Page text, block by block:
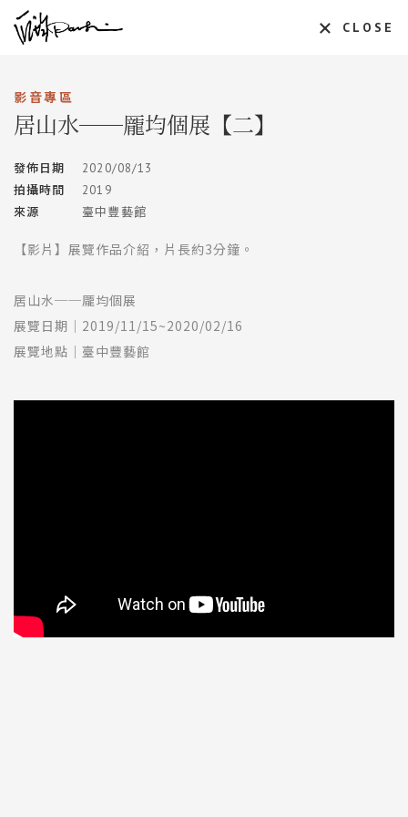
CLOSE
影音專區
居山水──龎均個展【二】
發佈日期
2020/08/13
拍攝時間
2019
來源
臺中豐藝館
【影片】展覽作品介紹，片長約3分鐘。
居山水──龎均個展
展覽日期│2019/11/15~2020/02/16
展覽地點│臺中豐藝館